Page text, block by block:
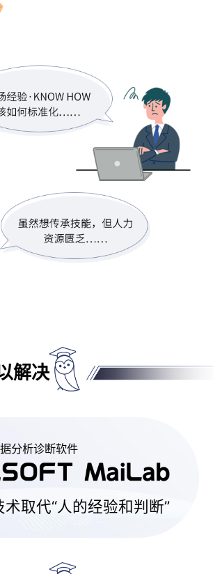
解决
分析诊断软件
术取代“人的经验和判断”